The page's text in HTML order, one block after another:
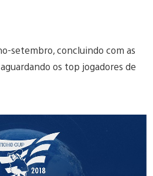
setembro, concluindo com as
os top jogadores de